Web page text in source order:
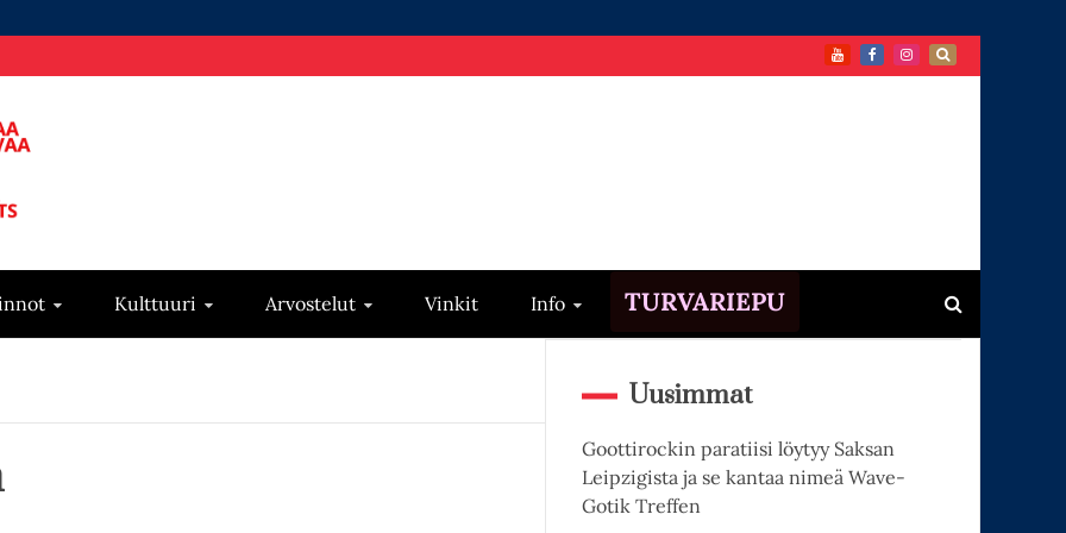
Kulttuuri Arvostelut Vinkit Info TURVARIEPU
Uusimmat
Goottirockin paratiisi löytyy Saksan
Leipzigista ja se kantaa nimeä Wave-
Gotik Treffen